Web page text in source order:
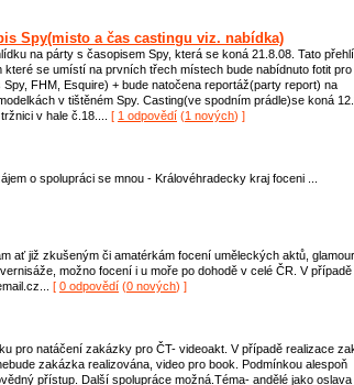
Spy(misto a čas castingu viz. nabídka)
na párty s časopisem Spy, která se koná 21.8.08. Tato
které se umístí na prvních třech místech bude nabídnuto fotit pro
FHM, Esquire) + bude natočena reportáž(party report) na
v tištěném Spy. Casting(ve spodním prádle)se koná
v hale č.18.... [ 1 odpovědí (1 nových) ]
o spolupráci se mnou - Královéhradecky kraj foceni ...
ať již zkušeným či amatérkám focení uměleckých aktů,
možno focení i u moře po dohodě v celé ČR. V případě
[ 0 odpovědí (0 nových) ]
pro natáčení zakázky pro ČT- videoakt. V případě realizace
zakázka realizována, video pro book. Podmínkou alespoň
přístup. Další spolupráce možná.Téma- andělé jako oslava